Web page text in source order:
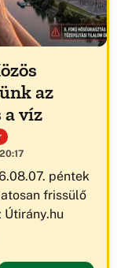
az
a víz
péntek
frissülő